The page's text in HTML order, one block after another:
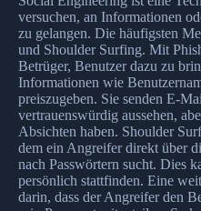
versuchen, an Informationen
zu gelangen. Die häufigsten
und Shoulder Surfing. Mit
Betrüger, Benutzer dazu zu
Informationen wie
preiszugeben. Sie senden E-
vertrauenswürdig aussehen,
Absichten haben. Shoulder
dem ein Angreifer direkt über
nach Passwörtern sucht. Dies
persönlich stattfinden. Eine
darin, dass der Angreifer den